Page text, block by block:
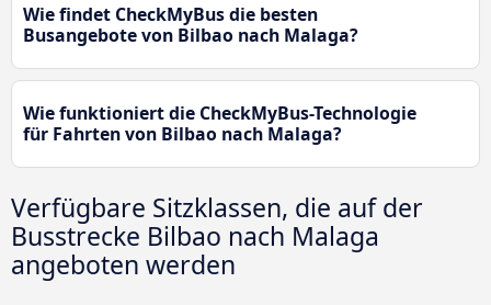
Wie findet CheckMyBus die besten
Busangebote von Bilbao nach Malaga?
Wie funktioniert die CheckMyBus-Technologie
für Fahrten von Bilbao nach Malaga?
Verfügbare Sitzklassen, die auf der
Busstrecke Bilbao nach Malaga
angeboten werden